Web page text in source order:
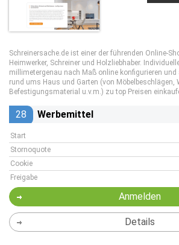
Schreinersache.de ist einer der führenden Online-
Heimwerker, Schreiner und Holzliebhaber.
millimetergenau nach Maß online konfigurieren und
rund ums Haus und Garten (von Möbelbeschlägen,
Befestigungsmaterial u.v.m.) zu top Preisen
28 Werbemittel
Start
Stornoquote
Cookie
Freigabe
Anmelden
Details